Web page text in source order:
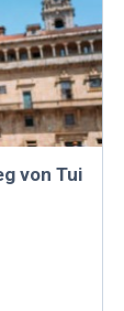
von Tui